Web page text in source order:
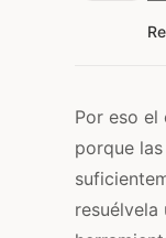
Por eso el
porque
resuélvela